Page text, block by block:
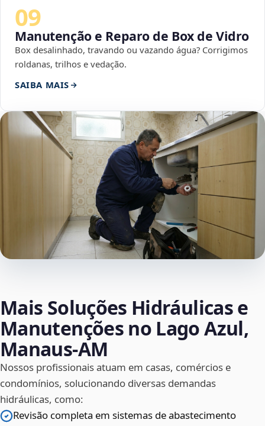
09
Manutenção e Reparo de Box de Vidro
Box desalinhado, travando ou vazando água? Corrigimos
roldanas, trilhos e vedação.
SAIBA MAIS
Mais Soluções Hidráulicas e
Manutenções no Lago Azul,
Manaus‑AM
Nossos profissionais atuam em casas, comércios e
condomínios, solucionando diversas demandas
hidráulicas, como:
Revisão completa em sistemas de abastecimento